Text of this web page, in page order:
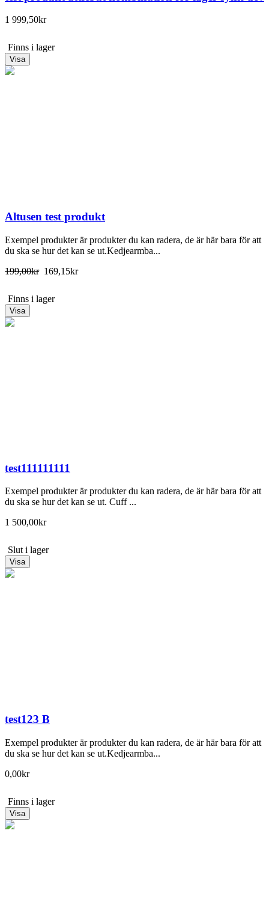
1 999,50kr
Finns i lager
Visa
Altusen test produkt
Exempel produkter är produkter du kan radera, de är här bara för att
du ska se hur det kan se ut.Kedjearmba...
199,00kr 169,15kr
Finns i lager
Visa
test111111111
Exempel produkter är produkter du kan radera, de är här bara för att
du ska se hur det kan se ut. Cuff ...
1 500,00kr
Slut i lager
Visa
test123 B
Exempel produkter är produkter du kan radera, de är här bara för att
du ska se hur det kan se ut.Kedjearmba...
0,00kr
Finns i lager
Visa